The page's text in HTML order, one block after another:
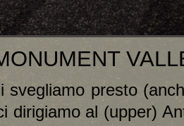
svegliamo presto
dirigiamo al (upper)